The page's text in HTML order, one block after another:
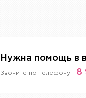
Нужна помощь в
Звоните по телефону: 8